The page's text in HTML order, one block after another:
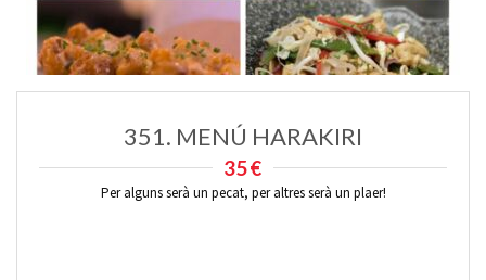
351. MENÚ HARAKIRI
35€
Per alguns serà un pecat, per altres serà un plaer!